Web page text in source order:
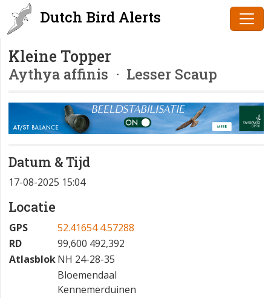
Dutch Bird Alerts
Kleine Topper
Aythya affinis · Lesser Scaup
Datum & Tijd
17-08-2025 15:04
Locatie
GPS
52.41654 4.57288
RD
99,600 492,392
AtlasblokNH 24-28-35
Bloemendaal
Kennemerduinen